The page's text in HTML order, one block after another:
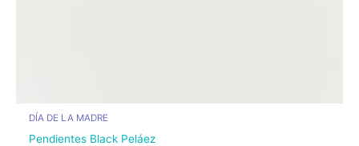
DÍA DE LA MADRE
Pendientes Black Peláez